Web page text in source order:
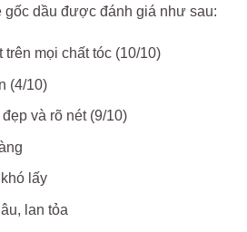
gốc dầu được đánh giá như sau:
mọi chất tóc (10/10)
(4/10)
và rõ nét (9/10)
lấy
lan tỏa